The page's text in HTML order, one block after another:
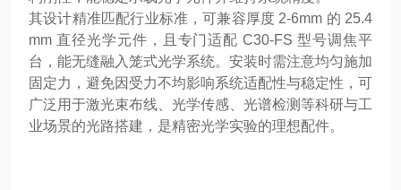
其设计精准匹配行业标准，可兼容厚度 2-6mm 的 25.4
mm 直径光学元件，且专门适配 C30-FS 型号调焦平
台，能无缝融入笼式光学系统。安装时需注意均匀施加
固定力，避免因受力不均影响系统适配性与稳定性，可
广泛用于激光束布线、光学传感、光谱检测等科研与工
业场景的光路搭建，是精密光学实验的理想配件。